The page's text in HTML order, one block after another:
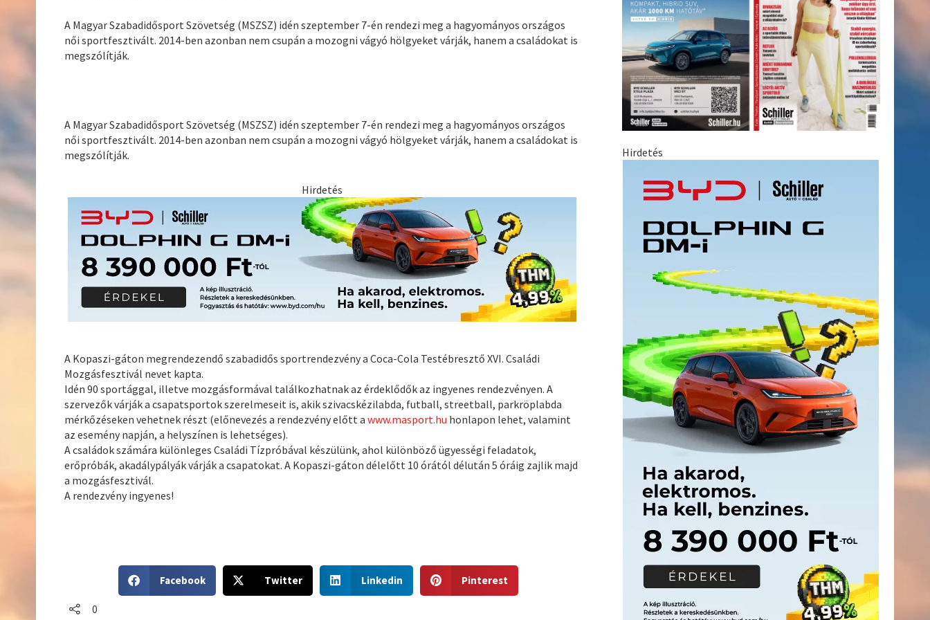
A Magyar Szabadidősport Szövetség (MSZSZ) idén szeptember 7-én rendezi meg a hagyományos országos
női sportfesztivált. 2014-ben azonban nem csupán a mozogni vágyó hölgyeket várják, hanem a családokat is
megszólítják.
A Magyar Szabadidősport Szövetség (MSZSZ) idén szeptember 7-én rendezi meg a hagyományos országos
női sportfesztivált. 2014-ben azonban nem csupán a mozogni vágyó hölgyeket várják, hanem a családokat is
megszólítják.
Hirdetés
A Kopaszi-gáton megrendezendő szabadidős sportrendezvény a Coca-Cola Testébresztő XVI. Családi
Mozgásfesztivál nevet kapta.
Idén 90 sportággal, illetve mozgásformával találkozhatnak az érdeklődők az ingyenes rendezvényen. A
szervezők várják a csapatsportok szerelmeseit is, akik szivacskézilabda, futball, streetball, parkröplabda
mérkőzéseken vehetnek részt (előnevezés a rendezvény előtt awww.masport.hu honlapon lehet, valamint
az esemény napján, a helyszínen is lehetséges).
A családok számára különleges Családi Tízpróbával készülünk, ahol különböző ügyességi feladatok,
erőpróbák, akadálypályák várják a csapatokat. A Kopaszi-gáton délelőtt 10 órától délután 5 óráig zajlik majd
a mozgásfesztivál.
A rendezvény ingyenes!
h
Facebook
h
Twitter
h
Linkedin
h
Pinterest
0
Hirdetés